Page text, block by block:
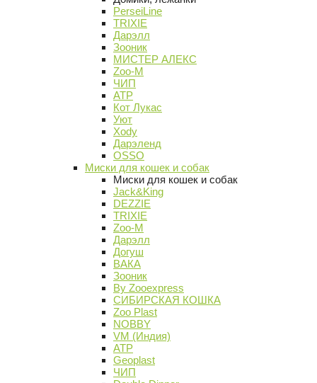
PerseiLine
TRIXIE
Дарэлл
Зооник
МИСТЕР АЛЕКС
Zoo-M
ЧИП
АТР
Кот Лукас
Уют
Xody
Дарэленд
OSSO
Миски для кошек и собак
Миски для кошек и собак
Jack&King
DEZZIE
TRIXIE
Zoo-M
Дарэлл
Догуш
ВАКА
Зооник
By Zooexpress
СИБИРСКАЯ КОШКА
Zoo Plast
NOBBY
VM (Индия)
АТР
Geoplast
ЧИП